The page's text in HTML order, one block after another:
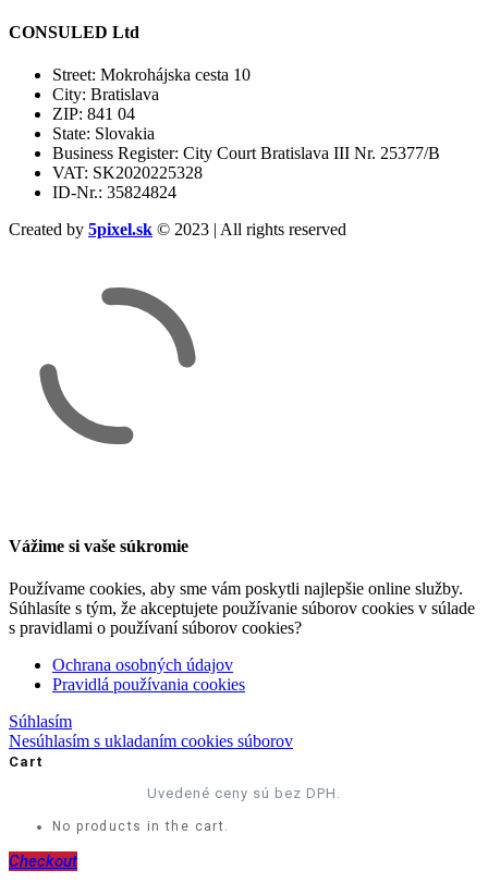
CONSULED Ltd
Street: Mokrohájska cesta 10
City: Bratislava
ZIP: 841 04
State: Slovakia
Business Register: City Court Bratislava III Nr. 25377/B
VAT: SK2020225328
ID-Nr.: 35824824
Created by 5pixel.sk © 2023 | All rights reserved
Vážime si vaše súkromie
Používame cookies, aby sme vám poskytli najlepšie online služby.
Súhlasíte s tým, že akceptujete používanie súborov cookies v súlade
s pravidlami o používaní súborov cookies?
Ochrana osobných údajov
Pravidlá používania cookies
Súhlasím
Nesúhlasím s ukladaním cookies súborov
Cart
Uvedené ceny sú bez DPH.
No products in the cart.
Checkout